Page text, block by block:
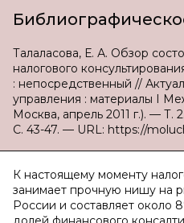
Талаласова, Е. А. Обзор
налогового
: непосредственный //
управления : материалы I
Москва, апрель 2011 г.). —
С. 43-47. — URL: https://
К настоящему моменту
занимает прочную нишу на
России и составляет около